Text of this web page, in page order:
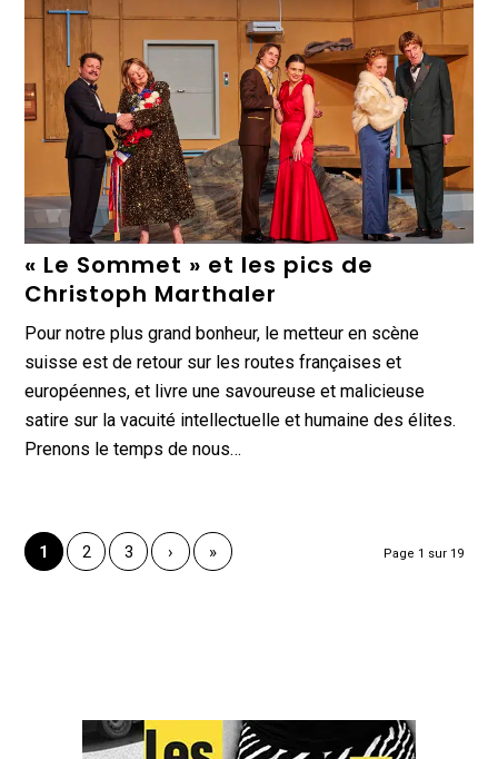
« Le Sommet » et les pics de
Christoph Marthaler
Pour notre plus grand bonheur, le metteur en scène
suisse est de retour sur les routes françaises et
européennes, et livre une savoureuse et malicieuse
satire sur la vacuité intellectuelle et humaine des élites.
Prenons le temps de nous…
Page 1 sur 19
1 2 3 › »